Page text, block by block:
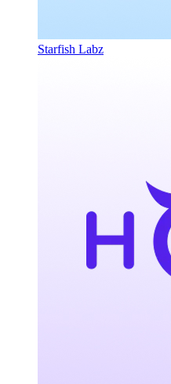
Starfish Labz